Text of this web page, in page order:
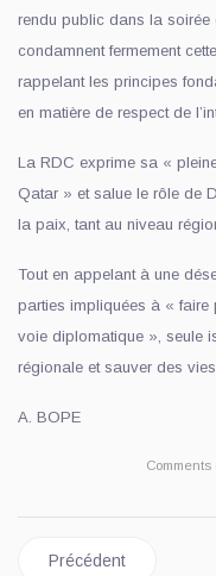
rendu public dans la soirée
condamnent fermement
rappelant les principes
en matière de respect de
La RDC exprime sa «
Qatar » et salue le rôle de
la paix, tant au niveau
Tout en appelant à une
parties impliquées à « faire
voie diplomatique », seule
régionale et sauver des vies
A. BOPE
Article précédent :
Précédent